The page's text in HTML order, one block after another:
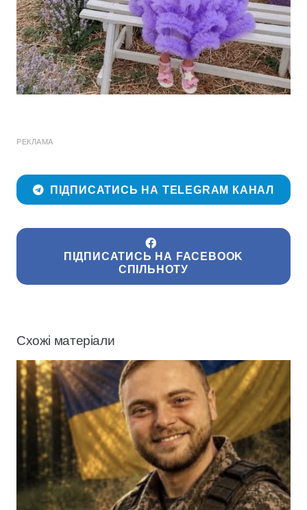
РЕКЛАМА
ПІДПИСАТИСЬ НА TELEGRAM КАНАЛ
ПІДПИСАТИСЬ НА FACEBOOK
СПІЛЬНОТУ
Схожі матеріали